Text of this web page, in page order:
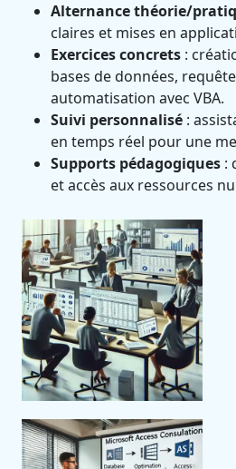
Alternance théorie/
claires et mises en
Exercices concrets :
bases de données,
automatisation avec VBA.
Suivi personnalisé :
en temps réel pour une
Supports pédagogiques :
et accès aux ressources